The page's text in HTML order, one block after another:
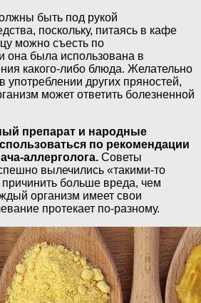
быть под рукой
поскольку, питаясь в кафе
можно съесть по
она была использована в
какого-либо блюда. Желательно
употреблении других пряностей,
может ответить болезненной
препарат и народные
по рекомендации
аллерголога. Советы
вылечились «такими-то
больше вреда, чем
организм имеет свои
протекает по-разному.